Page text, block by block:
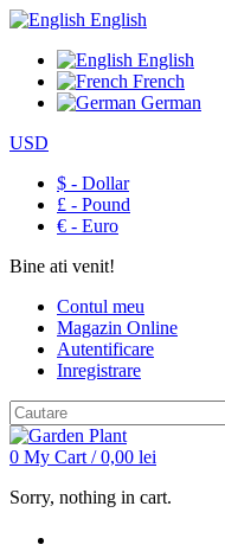
English
English
French
German
USD
$ - Dollar
£ - Pound
€ - Euro
Bine ati venit!
Contul meu
Magazin Online
Autentificare
Inregistrare
0 My Cart /0,00 lei
Sorry, nothing in cart.